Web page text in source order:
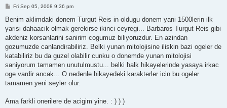
P
s
Fri Sep 05, 2008 9:36 pm
Benim aklimdaki donem Turgut Reis in oldugu donem yani 1500lerin ilk
yarisi dahaacik olmak gerekirse ikinci ceyregi... Barbaros Turgut Reis gibi
akdeniz korsanlarini sanirim cogumuz biliyoruzdur. En azindan
gozumuzde canlandirabiliriz. Belki yunan mitolojisine iliskin bazi ogeler de
katabiliriz bu da guzel olabilir cunku o donemde yunan mitolojisi
saniyorum tamamen unutulmustu... belki halk hikayelerinde yasaya irkac
oge vardir ancak... O nedenle hikayedeki karakterler icin bu ogeler
tamamen yeni seyler olur.
Ama farkli onerilere de acigim yine. : ) ) )